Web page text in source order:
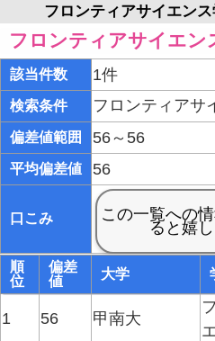
フロンティアサイエン
フロンティアサイエン
該当件数 1件
検索条件 フロンティアサ
偏差値範囲 56～56
平均偏差値 56
口こみ
順
位
偏差
値
大学
1 56 甲南大